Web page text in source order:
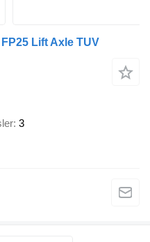
Lift Axle TUV
3